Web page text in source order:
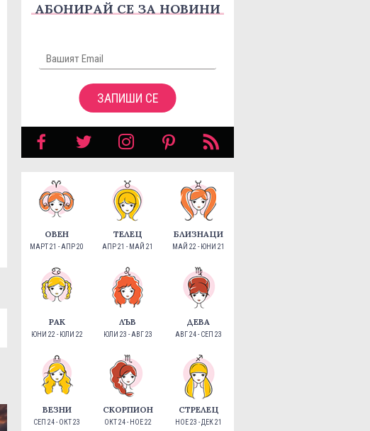
АБОНИРАЙ СЕ ЗА НОВИНИ
ЗАПИШИ СЕ
ОВЕН
МАРТ 21 - АПР 20
ТЕЛЕЦ
АПР 21 - МАЙ 21
БЛИЗНАЦИ
МАЙ 22 - ЮНИ 21
РАК
ЮНИ 22 - ЮЛИ 22
ЛЪВ
ЮЛИ 23 - АВГ 23
ДЕВА
АВГ 24 - СЕП 23
ВЕЗНИ
СЕП 24 - ОКТ 23
СКОРПИОН
ОКТ 24 - НОЕ 22
СТРЕЛЕЦ
НОЕ 23 - ДЕК 21